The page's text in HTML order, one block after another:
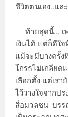
ชีวิตตนเอง..แ
ท้ายสุดนี้... เ
เงินได้ แต่ก็ดีใ
แม้จะมีบางครั้
โกรธไม่เกลียด
เลือกตั้ง แต่เร
ไว้วางใจจากป
สื่อมวลชน บรร